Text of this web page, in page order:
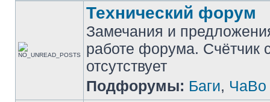
Технический форум
Замечания и
работе форума. Счётчик
отсутствует
Подфорумы: Баги, ЧаВо